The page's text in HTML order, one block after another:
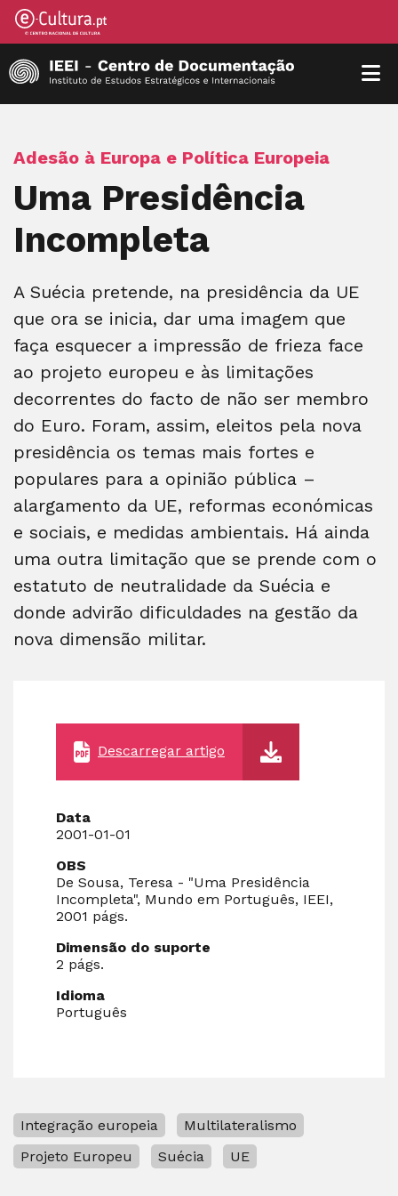
Adesão à Europa e Política Europeia
Uma Presidência
Incompleta
A Suécia pretende, na presidência da UE
que ora se inicia, dar uma imagem que
faça esquecer a impressão de frieza face
ao projeto europeu e às limitações
decorrentes do facto de não ser membro
do Euro. Foram, assim, eleitos pela nova
presidência os temas mais fortes e
populares para a opinião pública –
alargamento da UE, reformas económicas
e sociais, e medidas ambientais. Há ainda
uma outra limitação que se prende com o
estatuto de neutralidade da Suécia e
donde advirão dificuldades na gestão da
nova dimensão militar.
Descarregar artigo
Data
2001-01-01
OBS
De Sousa, Teresa - "Uma Presidência
Incompleta", Mundo em Português, IEEI,
2001 págs.
Dimensão do suporte
2 págs.
Idioma
Português
Integração europeia
Multilateralismo
Projeto Europeu
Suécia UE